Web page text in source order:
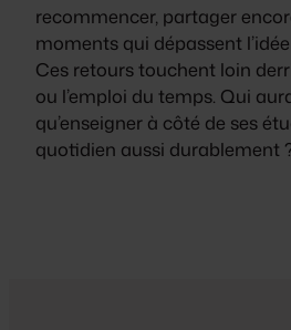
recommencer, partager
moments qui dépassent
Ces retours touchent loin
ou l’emploi du temps. Qui
qu’enseigner à côté de ses
quotidien aussi durablement